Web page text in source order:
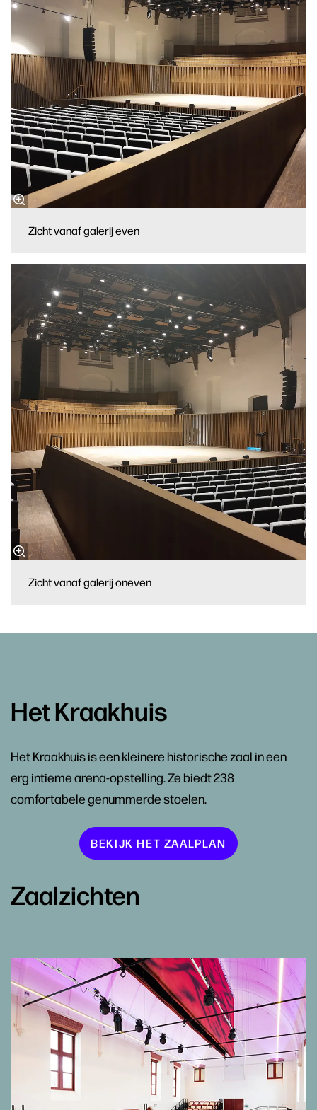
Zicht vanaf galerij even
Zicht vanaf galerij oneven
Het Kraakhuis
Het Kraakhuis is een kleinere historische zaal in een
erg intieme arena-opstelling. Ze biedt 238
comfortabele genummerde stoelen.
BEKIJK HET ZAALPLAN
Zaalzichten